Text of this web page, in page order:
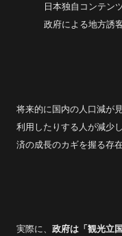
日本独自コンテン
政府による地方誘
将来的に国内の人口減が
利用したりする人が減少
済の成長のカギを握る存
実際に、政府は「観光立